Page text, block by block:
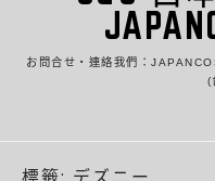
お問合せ・連絡我們：
(